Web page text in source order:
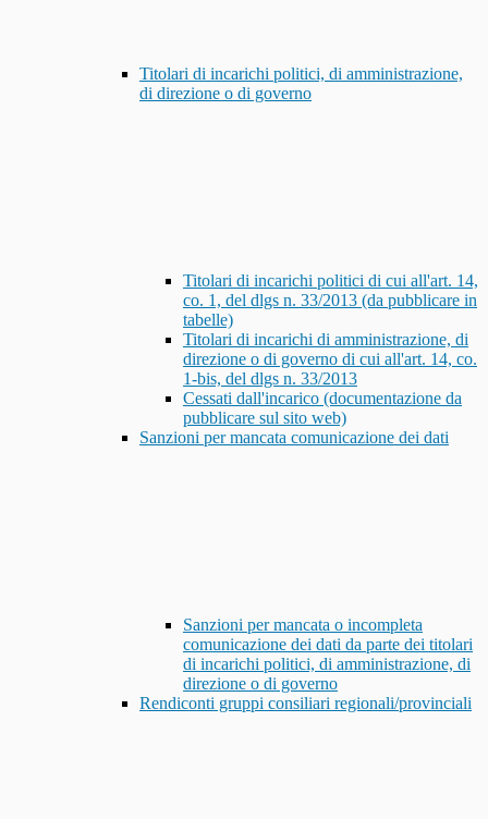
Titolari di incarichi politici, di amministrazione,
di direzione o di governo
Titolari di incarichi politici di cui all'art. 14,
co. 1, del dlgs n. 33/2013 (da pubblicare in
tabelle)
Titolari di incarichi di amministrazione, di
direzione o di governo di cui all'art. 14, co.
1-bis, del dlgs n. 33/2013
Cessati dall'incarico (documentazione da
pubblicare sul sito web)
Sanzioni per mancata comunicazione dei dati
Sanzioni per mancata o incompleta
comunicazione dei dati da parte dei titolari
di incarichi politici, di amministrazione, di
direzione o di governo
Rendiconti gruppi consiliari regionali/provinciali